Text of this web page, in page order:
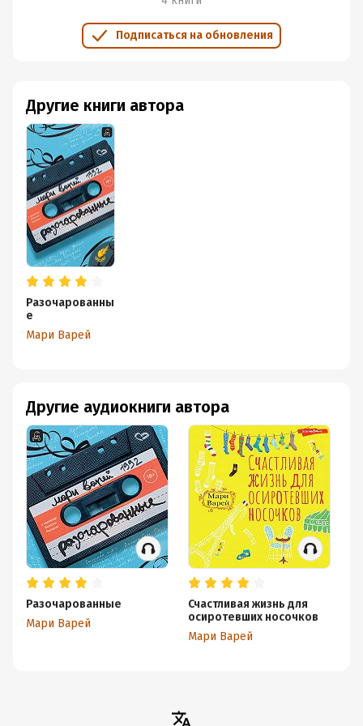
Разумеется, не обойдется без головокружительного
такая, чтобы судить?
And all the roads that lead you there were
winding
And all the lights that light the way are
blinding
There are many things that I would like to
say to you
But I don't know how
I said maybe
You're gonna be the one that saves me
And after all
You're my wonderwall.
Подписаться на обновления
Другие книги автора
Разочарованны
е
Мари Варей
Другие аудиокниги автора
Разочарованные
Мари Варей
Счастливая жизнь для
осиротевших носочков
Мари Варей